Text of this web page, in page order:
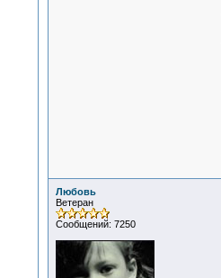
Любовь
Ветеран
Сообщений: 7250